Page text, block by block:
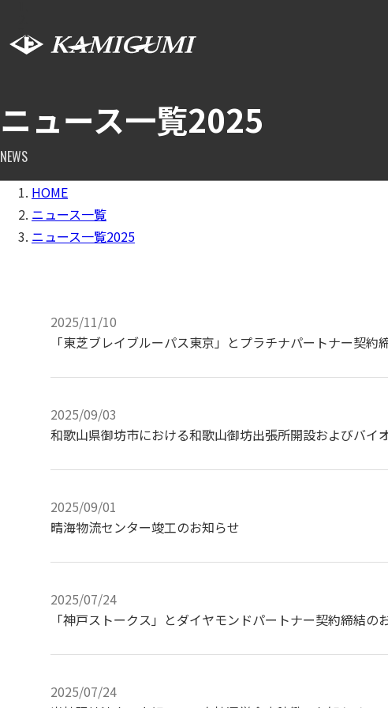
ニュース一覧2025
NEWS
HOME
ニュース一覧
ニュース一覧2025
2025/11/10
「東芝ブレイブルーパス東京」とプラチナパートナー契約
2025/09/03
和歌山県御坊市における和歌山御坊出張所開設およびバ
2025/09/01
晴海物流センター竣工のお知らせ
2025/07/24
「神戸ストークス」とダイヤモンドパートナー契約締結の
2025/07/24